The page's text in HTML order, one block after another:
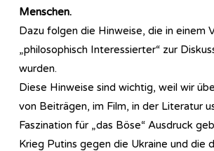
Menschen.
Dazu folgen die Hinweise, die in einem
„philosophisch Interessierter“ zur
wurden.
Diese Hinweise sind wichtig, weil wir
von Beiträgen, im Film, in der Literatur
Faszination für „das Böse“ Ausdruck
Krieg Putins gegen die Ukraine und die